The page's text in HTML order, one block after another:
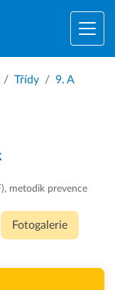
Třídy
9. A
metodik prevence
Fotogalerie